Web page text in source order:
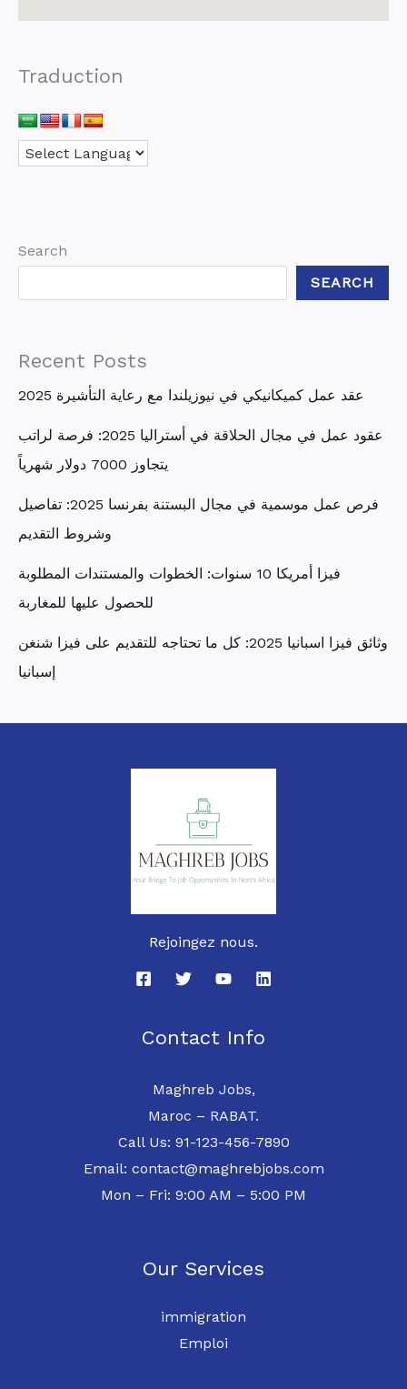
Traduction
Search
SEARCH
Recent Posts
عقد عمل كميكانيكي في نيوزيلندا مع رعاية التأشيرة 2025
عقود عمل في مجال الحلاقة في أستراليا 2025: فرصة لراتب
يتجاوز 7000 دولار شهرياً
فرص عمل موسمية في مجال البستنة بفرنسا 2025: تفاصيل
وشروط التقديم
فيزا أمريكا 10 سنوات: الخطوات والمستندات المطلوبة
للحصول عليها للمغاربة
وثائق فيزا اسبانيا 2025: كل ما تحتاجه للتقديم على فيزا شنغن
إسبانيا
Rejoingez nous.
Contact Info
Maghreb Jobs,
Maroc – RABAT.
Call Us: 91-123-456-7890
Email: contact@maghrebjobs.com
Mon – Fri: 9:00 AM – 5:00 PM
Our Services
immigration
Emploi